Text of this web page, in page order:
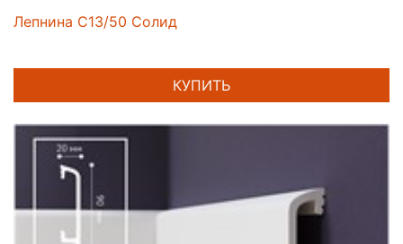
Лепнина C13/50 Солид
КУПИТЬ